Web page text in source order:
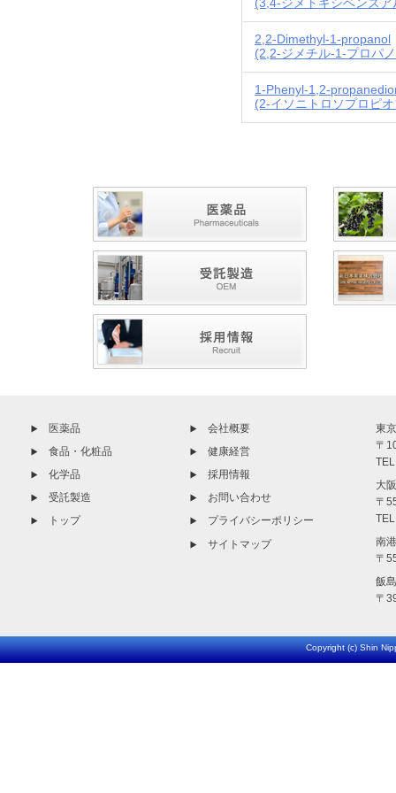
(3,4-ジメトキシベンズア
2,2-Dimethyl-1-propanol
(2,2-ジメチル-1-プロパ
1-Phenyl-1,2-
(2-イソニトロソプロピ
医薬品
食品・化粧品
化学品
受託製造
トップ
会社概要
健康経営
採用情報
お問い合わせ
プライバシーポリシー
サイトマップ
東
〒
大
〒
南
〒
飯
〒
Copyright (c) Shin